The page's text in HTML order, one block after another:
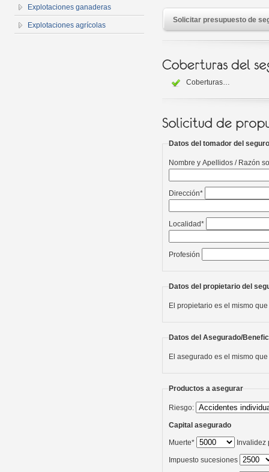
Solicitar presupuesto de
Coberturas…
Datos del tomador del seguro
Nombre y Apellidos / Razón
Dirección*
Localidad*
Profesión
Datos del propietario del
El propietario es el mismo
Datos del Asegurado/
El asegurado es el mismo
Productos a asegurar
Riesgo:
Capital asegurado
Muerte*
Impuesto sucesiones
Explotaciones ganaderas
Explotaciones agrícolas